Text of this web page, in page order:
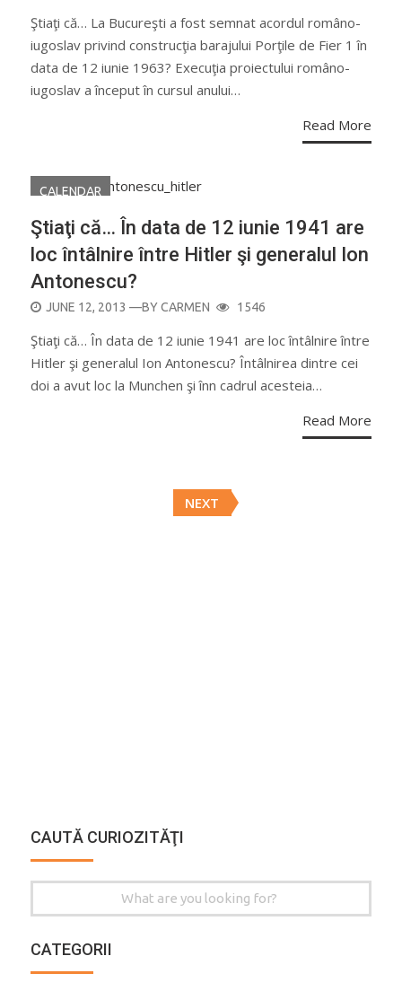
Ştiaţi că… La Bucureşti a fost semnat acordul româno-
iugoslav privind construcţia barajului Porţile de Fier 1 în
data de 12 iunie 1963? Execuţia proiectului româno-
iugoslav a început în cursul anului…
Read More
CALENDAR
Ştiaţi că… În data de 12 iunie 1941 are
loc întâlnire între Hitler şi generalul Ion
Antonescu?
POSTED
JUNE 12, 2013 —BYCARMEN 1546
Ştiaţi că… În data de 12 iunie 1941 are loc întâlnire între
Hitler şi generalul Ion Antonescu? Întâlnirea dintre cei
doi a avut loc la Munchen şi înn cadrul acesteia…
Read More
navigation
NEXT
CAUTĂ CURIOZITĂŢI
for:
CATEGORII